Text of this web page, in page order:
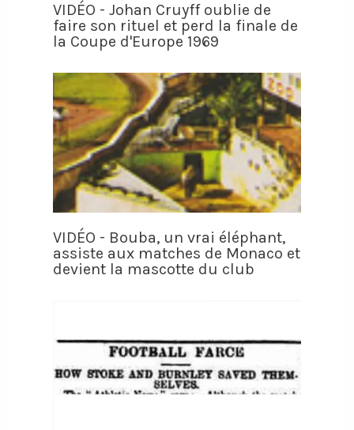
VIDÉO - Johan Cruyff oublie de
faire son rituel et perd la finale de
la Coupe d'Europe 1969
VIDÉO - Bouba, un vrai éléphant,
assiste aux matches de Monaco et
devient la mascotte du club